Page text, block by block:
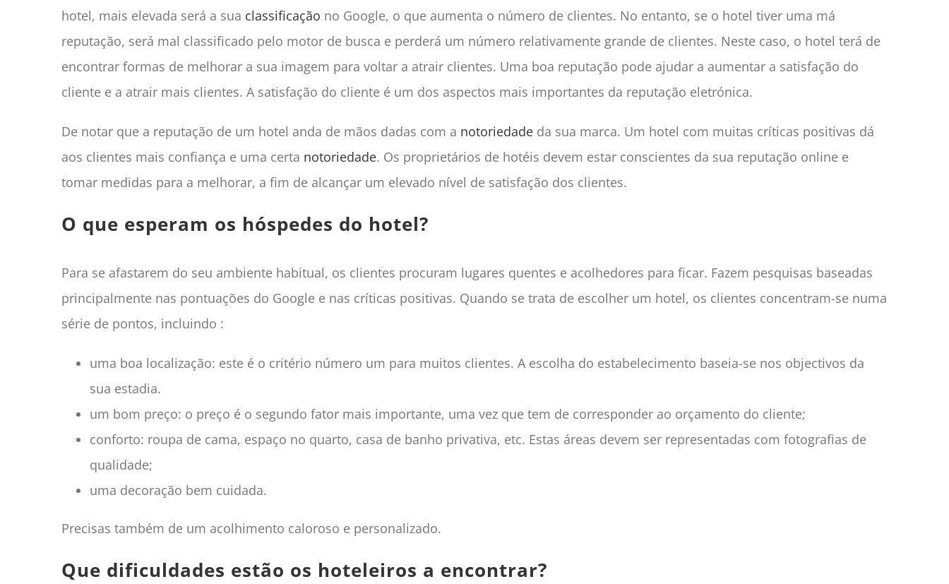
hotel, mais elevada será a sua classificação no Google, o que aumenta o número de clientes. No entanto, se o hotel tiver uma má
reputação, será mal classificado pelo motor de busca e perderá um número relativamente grande de clientes. Neste caso, o hotel terá de
encontrar formas de melhorar a sua imagem para voltar a atrair clientes. Uma boa reputação pode ajudar a aumentar a satisfação do
cliente e a atrair mais clientes. A satisfação do cliente é um dos aspectos mais importantes da reputação eletrónica.
De notar que a reputação de um hotel anda de mãos dadas com a notoriedadeda sua marca. Um hotel com muitas críticas positivas dá
aos clientes mais confiança e uma certa notoriedade. Os proprietários de hotéis devem estar conscientes da sua reputação online e
tomar medidas para a melhorar, a fim de alcançar um elevado nível de satisfação dos clientes.
O que esperam os hóspedes do hotel?
Para se afastarem do seu ambiente habitual, os clientes procuram lugares quentes e acolhedores para ficar. Fazem pesquisas baseadas
principalmente nas pontuações do Google e nas críticas positivas. Quando se trata de escolher um hotel, os clientes concentram-se numa
série de pontos, incluindo :
uma boa localização: este é o critério número um para muitos clientes. A escolha do estabelecimento baseia-se nos objectivos da
sua estadia.
um bom preço: o preço é o segundo fator mais importante, uma vez que tem de corresponder ao orçamento do cliente;
conforto: roupa de cama, espaço no quarto, casa de banho privativa, etc. Estas áreas devem ser representadas com fotografias de
qualidade;
uma decoração bem cuidada.
Precisas também de um acolhimento caloroso e personalizado.
Que dificuldades estão os hoteleiros a encontrar?